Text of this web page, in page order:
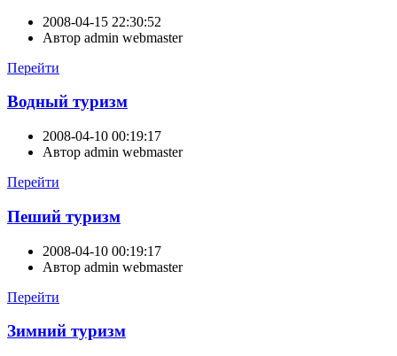
2008-04-15 22:30:52
Автор admin webmaster
Перейти
Водный туризм
2008-04-10 00:19:17
Автор admin webmaster
Перейти
Пеший туризм
2008-04-10 00:19:17
Автор admin webmaster
Перейти
Зимний туризм